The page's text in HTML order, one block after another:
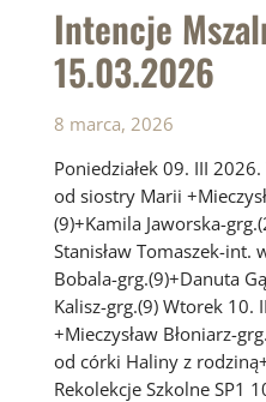
Intencje
15.03.2026
8 marca, 2026
Poniedziałek 09. III
od siostry Marii
(9)+Kamila Jaworska-
Stanisław Tomaszek-int.
Bobala-grg.(9)+Danuta
Kalisz-grg.(9) Wtorek 10.
+Mieczysław Błoniarz-
od córki Haliny z
Rekolekcje Szkolne SP1